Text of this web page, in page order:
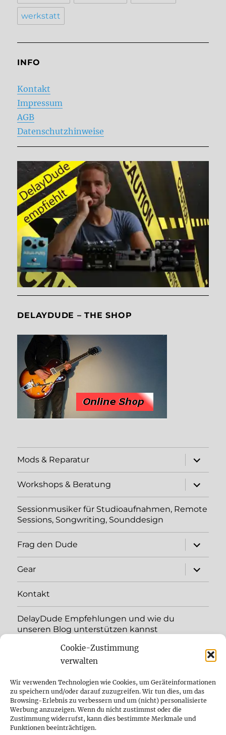
Cookie-Zustimmung
verwalten
Wir verwenden Technologien wie Cookies, um Geräteinformationen
zu speichern und/oder darauf zuzugreifen. Wir tun dies, um das
Browsing-Erlebnis zu verbessern und um (nicht) personalisierte
Werbung anzuzeigen. Wenn du nicht zustimmst oder die
Zustimmung widerrufst, kann dies bestimmte Merkmale und
Funktionen beeinträchtigen.
werkstatt
INFO
Kontakt
Impressum
AGB
Datenschutzhinweise
DELAYDUDE – THE SHOP
Mods & Reparatur
öffnen
Workshops & Beratung
öffnen
Sessionmusiker für Studioaufnahmen, Remote
Sessions, Songwriting, Sounddesign
Frag den Dude
öffnen
Gear
öffnen
Kontakt
DelayDude Empfehlungen und wie du
unseren Blog unterstützen kannst
öffnen
YouTube
Instagram
Feed